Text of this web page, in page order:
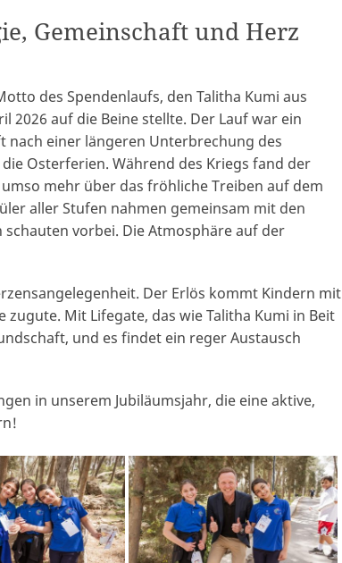
Gemeinschaft und Herz
des Spendenlaufs, den Talitha Kumi aus
2026 auf die Beine stellte. Der Lauf war ein
nach einer längeren Unterbrechung des
Osterferien. Während des Kriegs fand der
mehr über das fröhliche Treiben auf dem
aller Stufen nahmen gemeinsam mit den
vorbei. Die Atmosphäre auf der
Der Erlös kommt Kindern mit
Mit Lifegate, das wie Talitha Kumi in Beit
und es findet ein reger Austausch
in unserem Jubiläumsjahr, die eine aktive,